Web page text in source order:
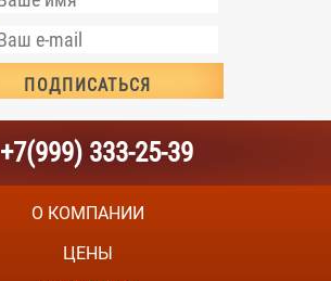
+7(999) 333-25-39
О КОМПАНИИ
ЦЕНЫ